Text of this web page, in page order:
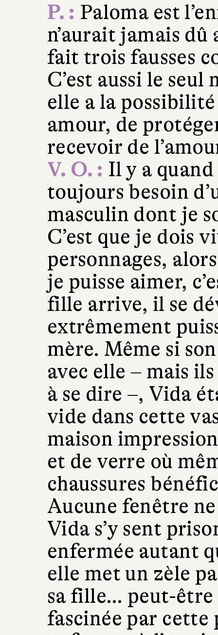
P. : Paloma est
n’aurait jamais
fait trois fausses
C’est aussi le
elle a la
amour, de
recevoir de
V. O. : Il y a quand
toujours besoin
masculin dont je
C’est que je dois
personnages,
je puisse aimer,
fille arrive, il se
extrêmement
mère. Même si
avec elle – mais
à se dire –, Vida
vide dans cette
maison
et de verre où
chaussures
Aucune fenêtre
Vida s’y sent
enfermée autant
elle met un zèle
sa fille… peut-être
fascinée par cette